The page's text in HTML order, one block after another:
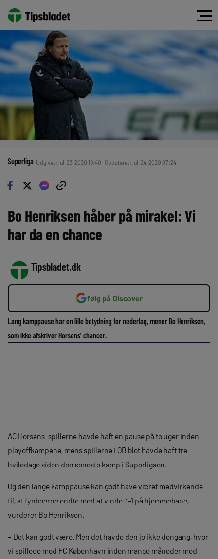
Superliga Udgivet: juli 23, 2020 19:40 | Opdateret: juli 24, 2020 07:24
Bo Henriksen håber på mirakel: Vi
har da en chance
Tipsbladet.dk
følg på Discover
Lang kamppause har en lille betydning for nederlag, mener Bo Henriksen,
som ikke afskriver Horsens’ chancer.
AC Horsens-spillerne havde haft en pause på to uger inden
playoffkampene, mens spillerne i OB blot havde haft tre
hviledage siden den seneste kamp i Superligaen.
Og den lange kamppause kan godt have været medvirkende
til, at fynboerne endte med at vinde 3-1 på hjemmebane,
vurderer Bo Henriksen.
– Det kan godt være. Men det havde den jo ikke dengang, hvor
vi spillede mod FC København inden mange måneder med